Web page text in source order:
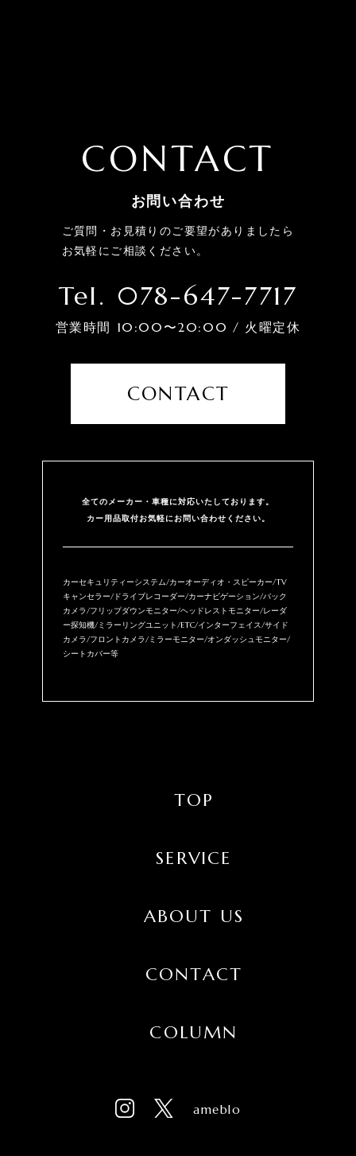
CONTACT
お問い合わせ
ご質問・お見積りのご要望がありましたら
お気軽にご相談ください。
Tel. 078-647-7717
営業時間 10:00〜20:00 / 火曜定休
CONTACT
全てのメーカー・⾞種に対応いたしております。
カー用品取付お気軽にお問い合わせください。
カーセキュリティーシステム/カーオーディオ・スピーカー/TV
キャンセラー/ドライブレコーダー/カーナビゲーション/バック
カメラ/フリップダウンモニター/ヘッドレストモニター/レーダ
ー探知機/ミラーリングユニット/ETC/インターフェイス/サイド
カメラ/フロントカメラ/ミラーモニター/オンダッシュモニター/
シートカバー等
ameblo
TOP
SERVICE
ABOUT US
CONTACT
COLUMN